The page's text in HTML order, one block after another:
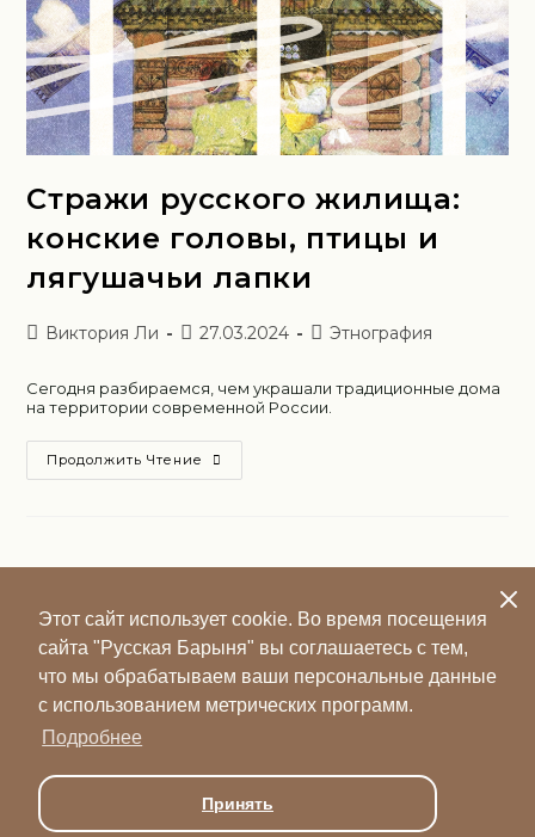
Этот сайт использует cookie. Во время посещения
сайта "Русская Барыня" вы соглашаетесь с тем,
что мы обрабатываем ваши персональные данные
с использованием метрических программ.
Подробнее
Принять
Стражи русского жилища:
конские головы, птицы и
лягушачьи лапки
Виктория Ли 27.03.2024 Этнография
Сегодня разбираемся, чем украшали традиционные дома
на территории современной России.
Продолжить Чтение
Политика